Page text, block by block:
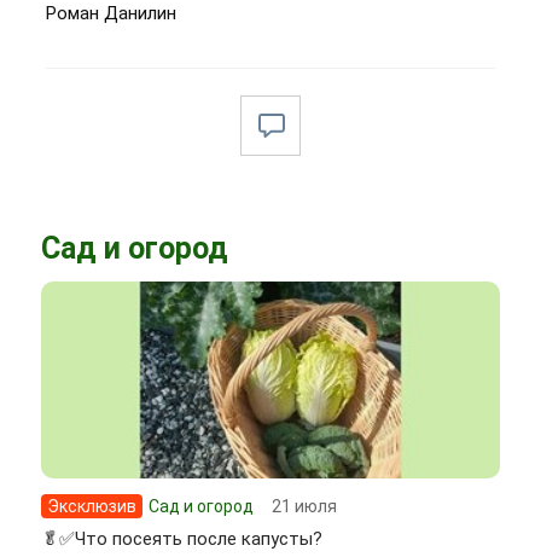
Роман Данилин
Сад и огород
Эксклюзив Сад и огород 21 июля
🥬✅Что посеять после капусты?